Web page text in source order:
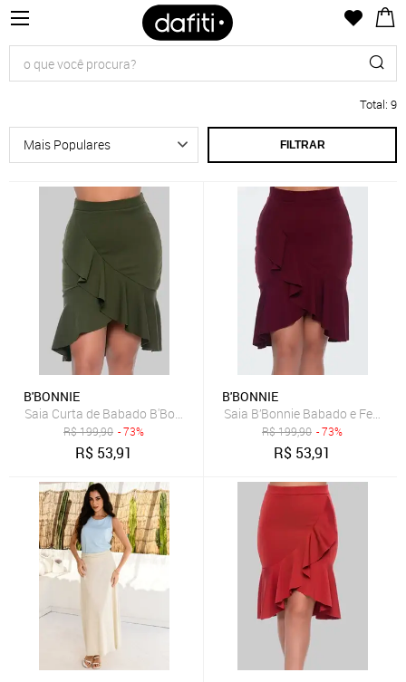
Total: 9
FILTRAR
B'BONNIE
Saia Curta de Babado B'Bonnie Leonora Verde Militar
R$199,90 - 73%
R$ 53,91
B'BONNIE
Saia B’Bonnie Babado e Fenda
R$199,90 - 73%
R$ 53,91